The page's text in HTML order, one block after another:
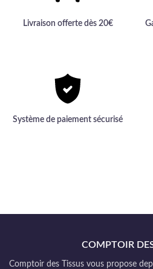
Livraison offerte dès 20€
Système de paiement sécurisé
COMPTOIR
Comptoir des Tissus vous propose